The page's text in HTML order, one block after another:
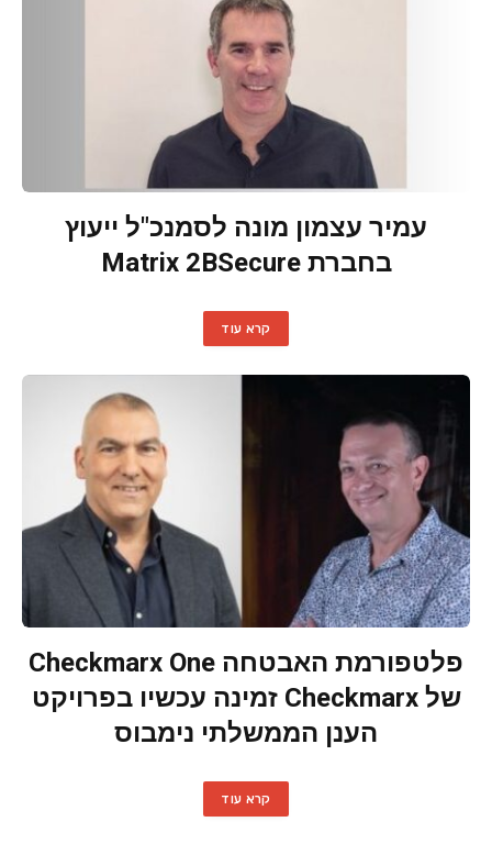
עמיר עצמון מונה לסמנכ"ל ייעוץ
בחברת Matrix 2BSecure
קרא עוד
פלטפורמת האבטחה Checkmarx One
של Checkmarx זמינה עכשיו בפרויקט
הענן הממשלתי נימבוס
קרא עוד